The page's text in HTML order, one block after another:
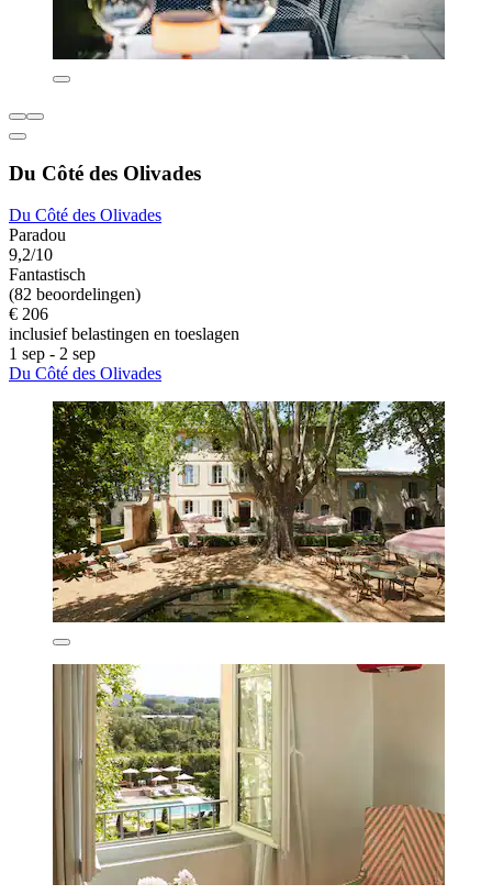
Du Côté des Olivades
Du Côté des Olivades
Paradou
9,2/10
Fantastisch
(82 beoordelingen)
€ 206
inclusief belastingen en toeslagen
1 sep - 2 sep
Du Côté des Olivades